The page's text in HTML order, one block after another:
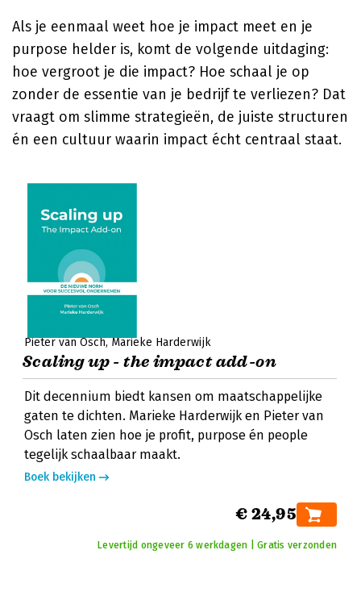
Als je eenmaal weet hoe je impact meet en je
purpose helder is, komt de volgende uitdaging:
hoe vergroot je die impact? Hoe schaal je op
zonder de essentie van je bedrijf te verliezen? Dat
vraagt om slimme strategieën, de juiste structuren
én een cultuur waarin impact écht centraal staat.
Pieter van Osch Marieke Harderwijk
Scaling up - the impact add-on
Dit decennium biedt kansen om maatschappelijke
gaten te dichten. Marieke Harderwijk en Pieter van
Osch laten zien hoe je profit, purpose én people
tegelijk schaalbaar maakt.
Boek bekijken
€ 24,95
Levertijd ongeveer 6 werkdagen | Gratis verzonden